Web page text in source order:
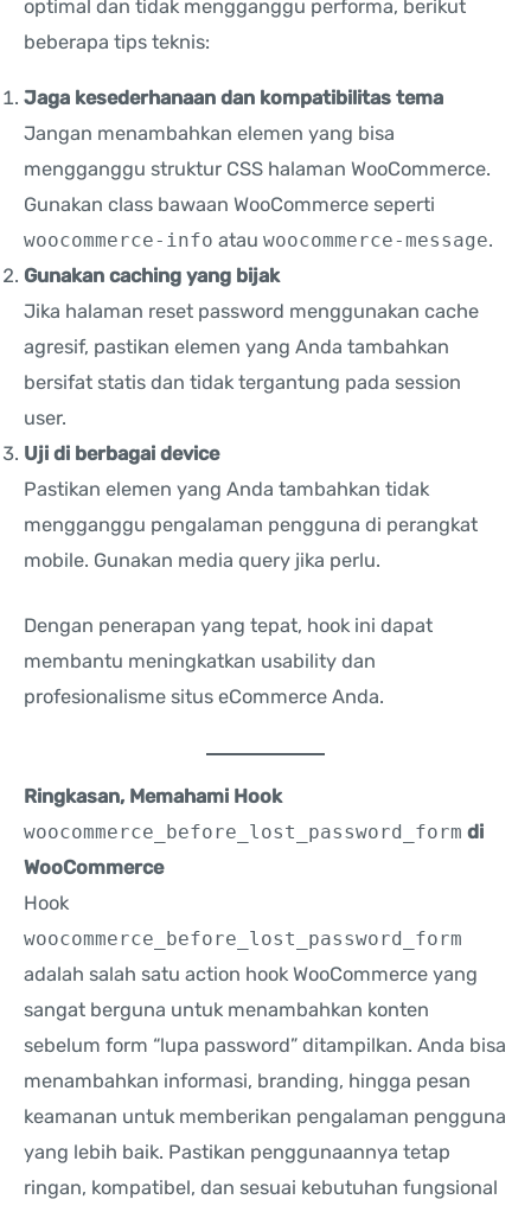
optimal dan tidak mengganggu performa, berikut
beberapa tips teknis:
Jaga kesederhanaan dan kompatibilitas tema
Jangan menambahkan elemen yang bisa
mengganggu struktur CSS halaman WooCommerce.
Gunakan class bawaan WooCommerce seperti
woocommerce-info atau woocommerce-message.
Gunakan caching yang bijak
Jika halaman reset password menggunakan cache
agresif, pastikan elemen yang Anda tambahkan
bersifat statis dan tidak tergantung pada session
user.
Uji di berbagai device
Pastikan elemen yang Anda tambahkan tidak
mengganggu pengalaman pengguna di perangkat
mobile. Gunakan media query jika perlu.
Dengan penerapan yang tepat, hook ini dapat
membantu meningkatkan usability dan
profesionalisme situs eCommerce Anda.
Ringkasan, Memahami Hook
woocommerce_before_lost_password_form di
WooCommerce
Hook
woocommerce_before_lost_password_form
adalah salah satu action hook WooCommerce yang
sangat berguna untuk menambahkan konten
sebelum form “lupa password” ditampilkan. Anda bisa
menambahkan informasi, branding, hingga pesan
keamanan untuk memberikan pengalaman pengguna
yang lebih baik. Pastikan penggunaannya tetap
ringan, kompatibel, dan sesuai kebutuhan fungsional